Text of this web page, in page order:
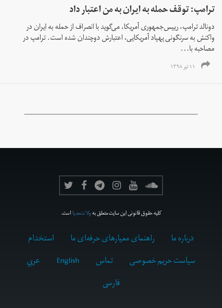
ترامپ: توقف حمله به ایران به من اعتبار داد
دونالد ترامپ، رییس‌جمهوری آمریکا، می‌گوید با انصراف از حمله به ایران در
واکنش به سرنگونی پهپاد آمریکایی، اعتبارش دو‌چندان شده است. ترامپ در
مصاحبه با...
۱۱ تیر ۱۳۹۸
کلیه حقوق قانونی این سایت متعلق بهولانت‌مدیااست.
درباره ما راهنمای معیارهای حرفه‌ای ما
استخدام
سیاست حریم خصوصی
تماس English
عربي
فارسى